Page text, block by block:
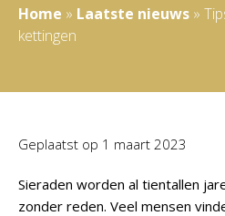
Home » Laatste nieuws »
kettingen
Geplaatst op 1 maart 2023
Sieraden worden al tientallen
zonder reden. Veel mensen